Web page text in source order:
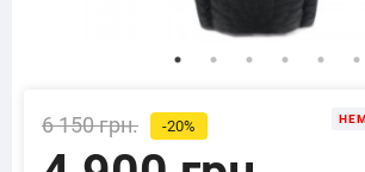
6 150 грн. -20%